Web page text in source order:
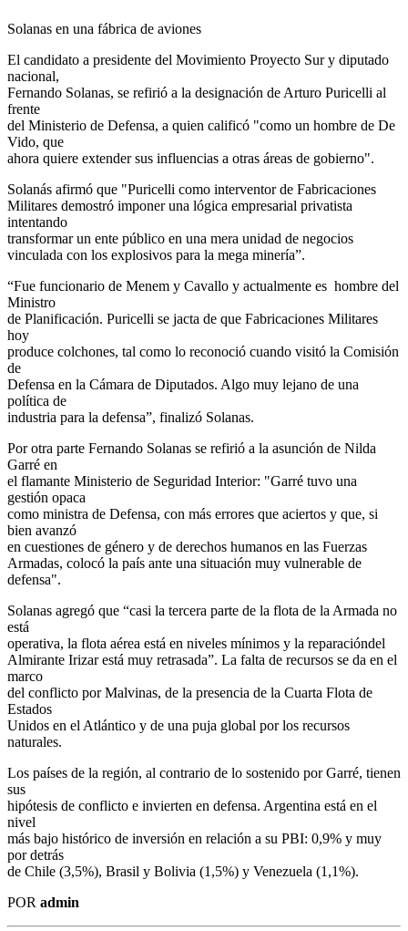
Solanas en una fábrica de aviones
El candidato a presidente del Movimiento Proyecto Sur y diputado
nacional,
Fernando Solanas, se refirió a la designación de Arturo Puricelli al
frente
del Ministerio de Defensa, a quien calificó "como un hombre de De
Vido, que
ahora quiere extender sus influencias a otras áreas de gobierno".
Solanás afirmó que "Puricelli como interventor de Fabricaciones
Militares demostró imponer una lógica empresarial privatista
intentando
transformar un ente público en una mera unidad de negocios
vinculada con los explosivos para la mega minería”.
“Fue funcionario de Menem y Cavallo y actualmente es hombre del
Ministro
de Planificación. Puricelli se jacta de que Fabricaciones Militares
hoy
produce colchones, tal como lo reconoció cuando visitó la Comisión
de
Defensa en la Cámara de Diputados. Algo muy lejano de una
política de
industria para la defensa”, finalizó Solanas.
Por otra parte Fernando Solanas se refirió a la asunción de Nilda
Garré en
el flamante Ministerio de Seguridad Interior: "Garré tuvo una
gestión opaca
como ministra de Defensa, con más errores que aciertos y que, si
bien avanzó
en cuestiones de género y de derechos humanos en las Fuerzas
Armadas, colocó la país ante una situación muy vulnerable de
defensa".
Solanas agregó que “casi la tercera parte de la flota de la Armada no
está
operativa, la flota aérea está en niveles mínimos y la reparacióndel
Almirante Irizar está muy retrasada”. La falta de recursos se da en el
marco
del conflicto por Malvinas, de la presencia de la Cuarta Flota de
Estados
Unidos en el Atlántico y de una puja global por los recursos
naturales.
Los países de la región, al contrario de lo sostenido por Garré, tienen
sus
hipótesis de conflicto e invierten en defensa. Argentina está en el
nivel
más bajo histórico de inversión en relación a su PBI: 0,9% y muy
por detrás
de Chile (3,5%), Brasil y Bolivia (1,5%) y Venezuela (1,1%).
POR admin